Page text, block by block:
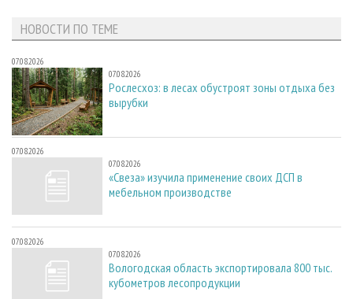
НОВОСТИ ПО ТЕМЕ
07.08.2026
07.08.2026
Рослесхоз: в лесах обустроят зоны отдыха без
вырубки
07.08.2026
07.08.2026
«Свеза» изучила применение своих ДСП в
мебельном производстве
07.08.2026
07.08.2026
Вологодская область экспортировала 800 тыс.
кубометров лесопродукции